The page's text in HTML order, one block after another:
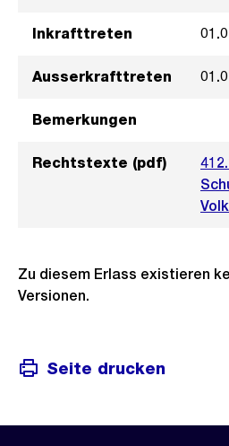
Inkrafttreten
Ausserkrafttreten
Bemerkungen
Rechtstexte (pdf)
Zu diesem Erlass existieren
Versionen.
Seite drucken